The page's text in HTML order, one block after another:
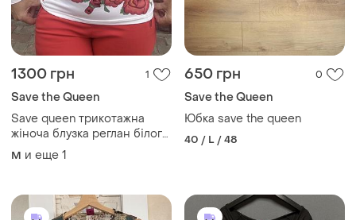
1300 грн 1
Save the Queen
Save queen трикотажна
жіноча блузка реглан білого
кольору в червоні квіти
розмір m-l італія 88%
M и еще 1
650 грн 0
Save the Queen
Юбка save the queen
40 / L / 48